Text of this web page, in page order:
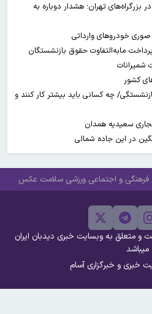
بزرگراه‌های تهران؛ هشدار دوباره به
خودروهای وارداتی
مابه‌التفاوت حقوق بازنشستگان
شمیرانات
کشور
چه کسانی باید بیشتر کار کنند و
سعیدیه همدان
در این جاده شمالی
فرهنگی و اجتماعی ورزشی سلامت عکس
متعلق به وبسایت خبری دیدبان ایران
میباشد
خبری و خبرگزاری آسام